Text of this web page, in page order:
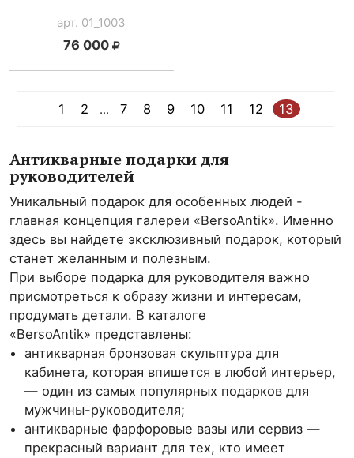
арт. 01_1003
76 000
1 2 ... 7 8 9 10 11 12 13
Антикварные подарки для
руководителей
Уникальный подарок для особенных людей -
главная концепция галереи «BersoAntik». Именно
здесь вы найдете эксклюзивный подарок, который
станет желанным и полезным.
При выборе подарка для руководителя важно
присмотреться к образу жизни и интересам,
продумать детали. В каталоге
«BersoAntik» представлены:
антикварная бронзовая скульптура для
кабинета, которая впишется в любой интерьер,
— один из самых популярных подарков для
мужчины-руководителя;
антикварные фарфоровые вазы или сервиз —
прекрасный вариант для тех, кто имеет